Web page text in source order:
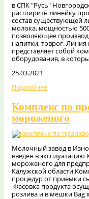
в СПК "Русь"
расширить линейку
состав существующей
молока, мощностью
позволяющее
напитки, товрог.
представляет собой
оборудования, в
25.03.2021
Подробнее
Комплекс по
мороженого
Молочный завод в
введен в эксплуатацию
мороженого для
Калужской
процедур от приемки
Фасовка продукта
розлива и в мешки Bag